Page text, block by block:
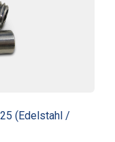
(Edelstahl /